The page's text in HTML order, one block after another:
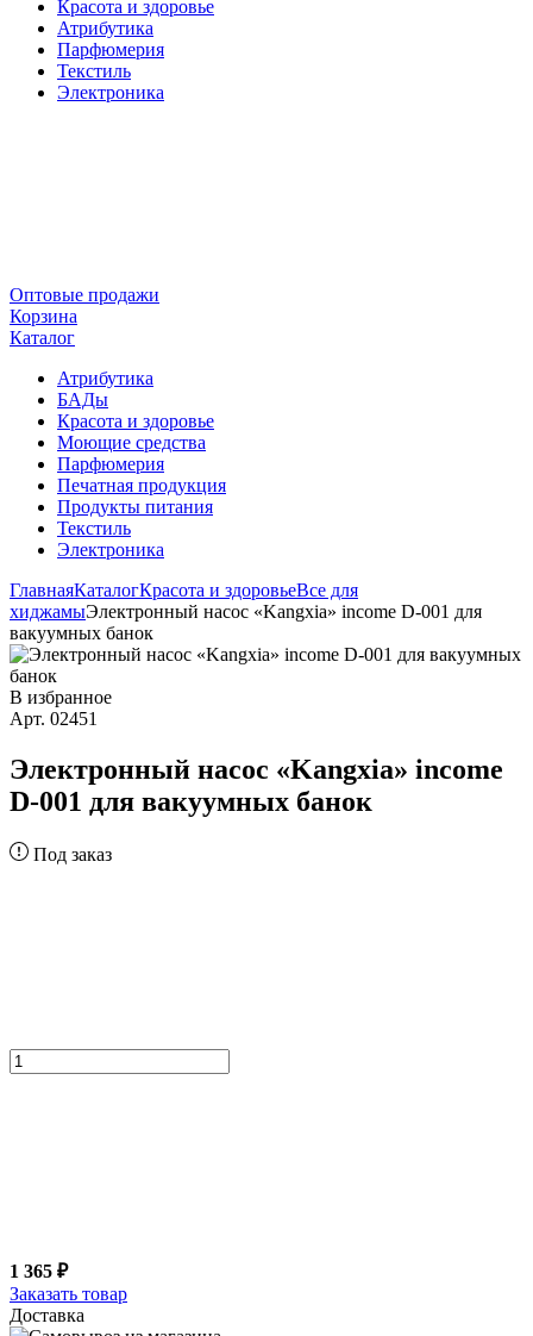
Красота и здоровье
Атрибутика
Парфюмерия
Текстиль
Электроника
Оптовые продажи
Корзина
Каталог
Атрибутика
БАДы
Красота и здоровье
Моющие средства
Парфюмерия
Печатная продукция
Продукты питания
Текстиль
Электроника
ГлавнаяКаталогКрасота и здоровьеВсе для
хиджамыЭлектронный насос «Kangxia» income D-001 для
вакуумных банок
В избранное
Арт. 02451
Электронный насос «Kangxia» income
D-001 для вакуумных банок
Под заказ
1 365 ₽
Заказать товар
Доставка